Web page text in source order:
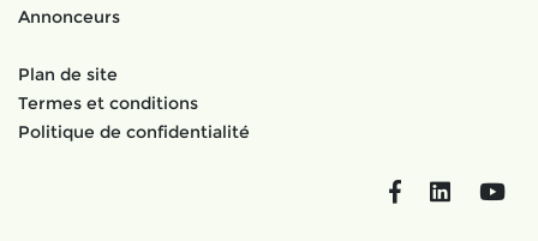
Annonceurs
Plan de site
Termes et conditions
Politique de confidentialité
FacebookLinkedIn